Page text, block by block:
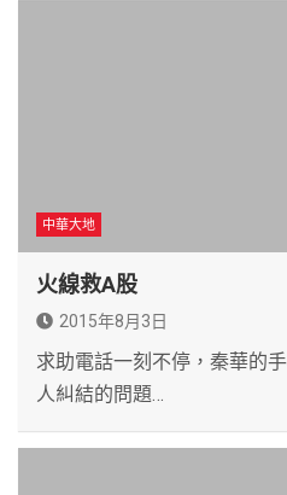
中華大地
火線救A股
2015年8月3日
求助電話一刻不停，秦華的
人糾結的問題…